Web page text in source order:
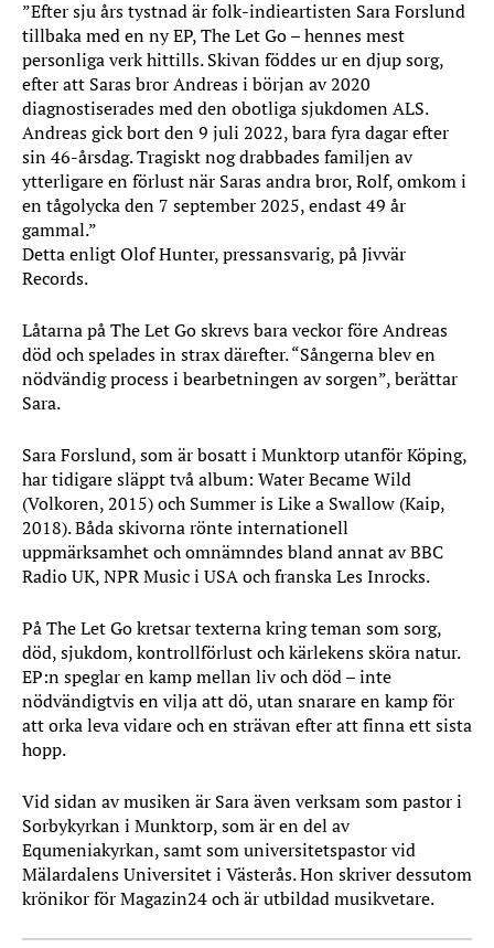
”Efter sju års tystnad är folk-indieartisten Sara Forslund
tillbaka med en ny EP, The Let Go – hennes mest
personliga verk hittills. Skivan föddes ur en djup sorg,
efter att Saras bror Andreas i början av 2020
diagnostiserades med den obotliga sjukdomen ALS.
Andreas gick bort den 9 juli 2022, bara fyra dagar efter
sin 46-årsdag. Tragiskt nog drabbades familjen av
ytterligare en förlust när Saras andra bror, Rolf, omkom i
en tågolycka den 7 september 2025, endast 49 år
gammal.”
Detta enligt Olof Hunter, pressansvarig, på Jivvär
Records.
Låtarna på The Let Go skrevs bara veckor före Andreas
död och spelades in strax därefter. “Sångerna blev en
nödvändig process i bearbetningen av sorgen”, berättar
Sara.
Sara Forslund, som är bosatt i Munktorp utanför Köping,
har tidigare släppt två album: Water Became Wild
(Volkoren, 2015) och Summer is Like a Swallow (Kaip,
2018). Båda skivorna rönte internationell
uppmärksamhet och omnämndes bland annat av BBC
Radio UK, NPR Music i USA och franska Les Inrocks.
På The Let Go kretsar texterna kring teman som sorg,
död, sjukdom, kontrollförlust och kärlekens sköra natur.
EP:n speglar en kamp mellan liv och död – inte
nödvändigtvis en vilja att dö, utan snarare en kamp för
att orka leva vidare och en strävan efter att finna ett sista
hopp.
Vid sidan av musiken är Sara även verksam som pastor i
Sorbykyrkan i Munktorp, som är en del av
Equmeniakyrkan, samt som universitetspastor vid
Mälardalens Universitet i Västerås. Hon skriver dessutom
krönikor för Magazin24 och är utbildad musikvetare.